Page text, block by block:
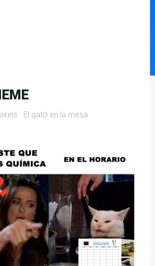
El gato en la mesa